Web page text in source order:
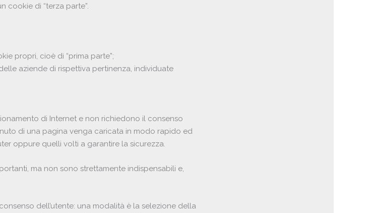
cookie di “terza parte”.
propri, cioè di “prima parte”;
aziende di rispettiva pertinenza, individuate
di Internet e non richiedono il consenso
di una pagina venga caricata in modo rapido ed
oppure quelli volti a garantire la sicurezza.
ma non sono strettamente indispensabili e,
dell’utente: una modalità è la selezione della